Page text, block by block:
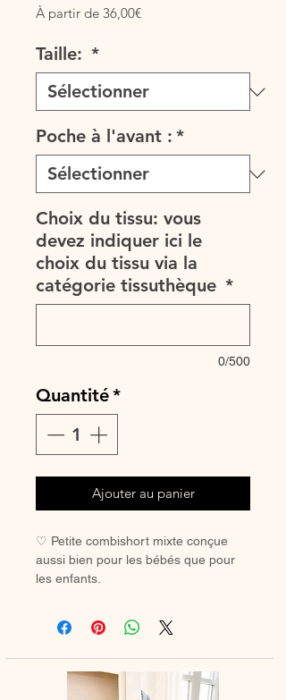
À partir de 36,00€Prix
Taille: *
Poche à l'avant : *
Choix du tissu: vous
devez indiquer ici le
choix du tissu via la
catégorie tissuthèque *
0/500
Quantité*
Ajouter au panier
♡ Petite combishort mixte conçue
aussi bien pour les bébés que pour
les enfants.
de lété avec une poche à l'avant (en
de vacances.
Combinaison est composée de deux